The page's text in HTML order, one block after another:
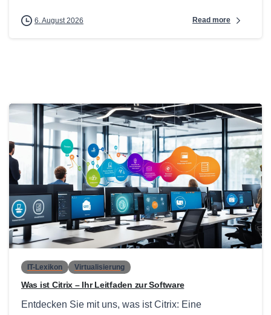
6. August 2026 Read more
0
IT-Lexikon Virtualisierung
Was ist Citrix – Ihr Leitfaden zur Software
Entdecken Sie mit uns, was ist Citrix: Eine